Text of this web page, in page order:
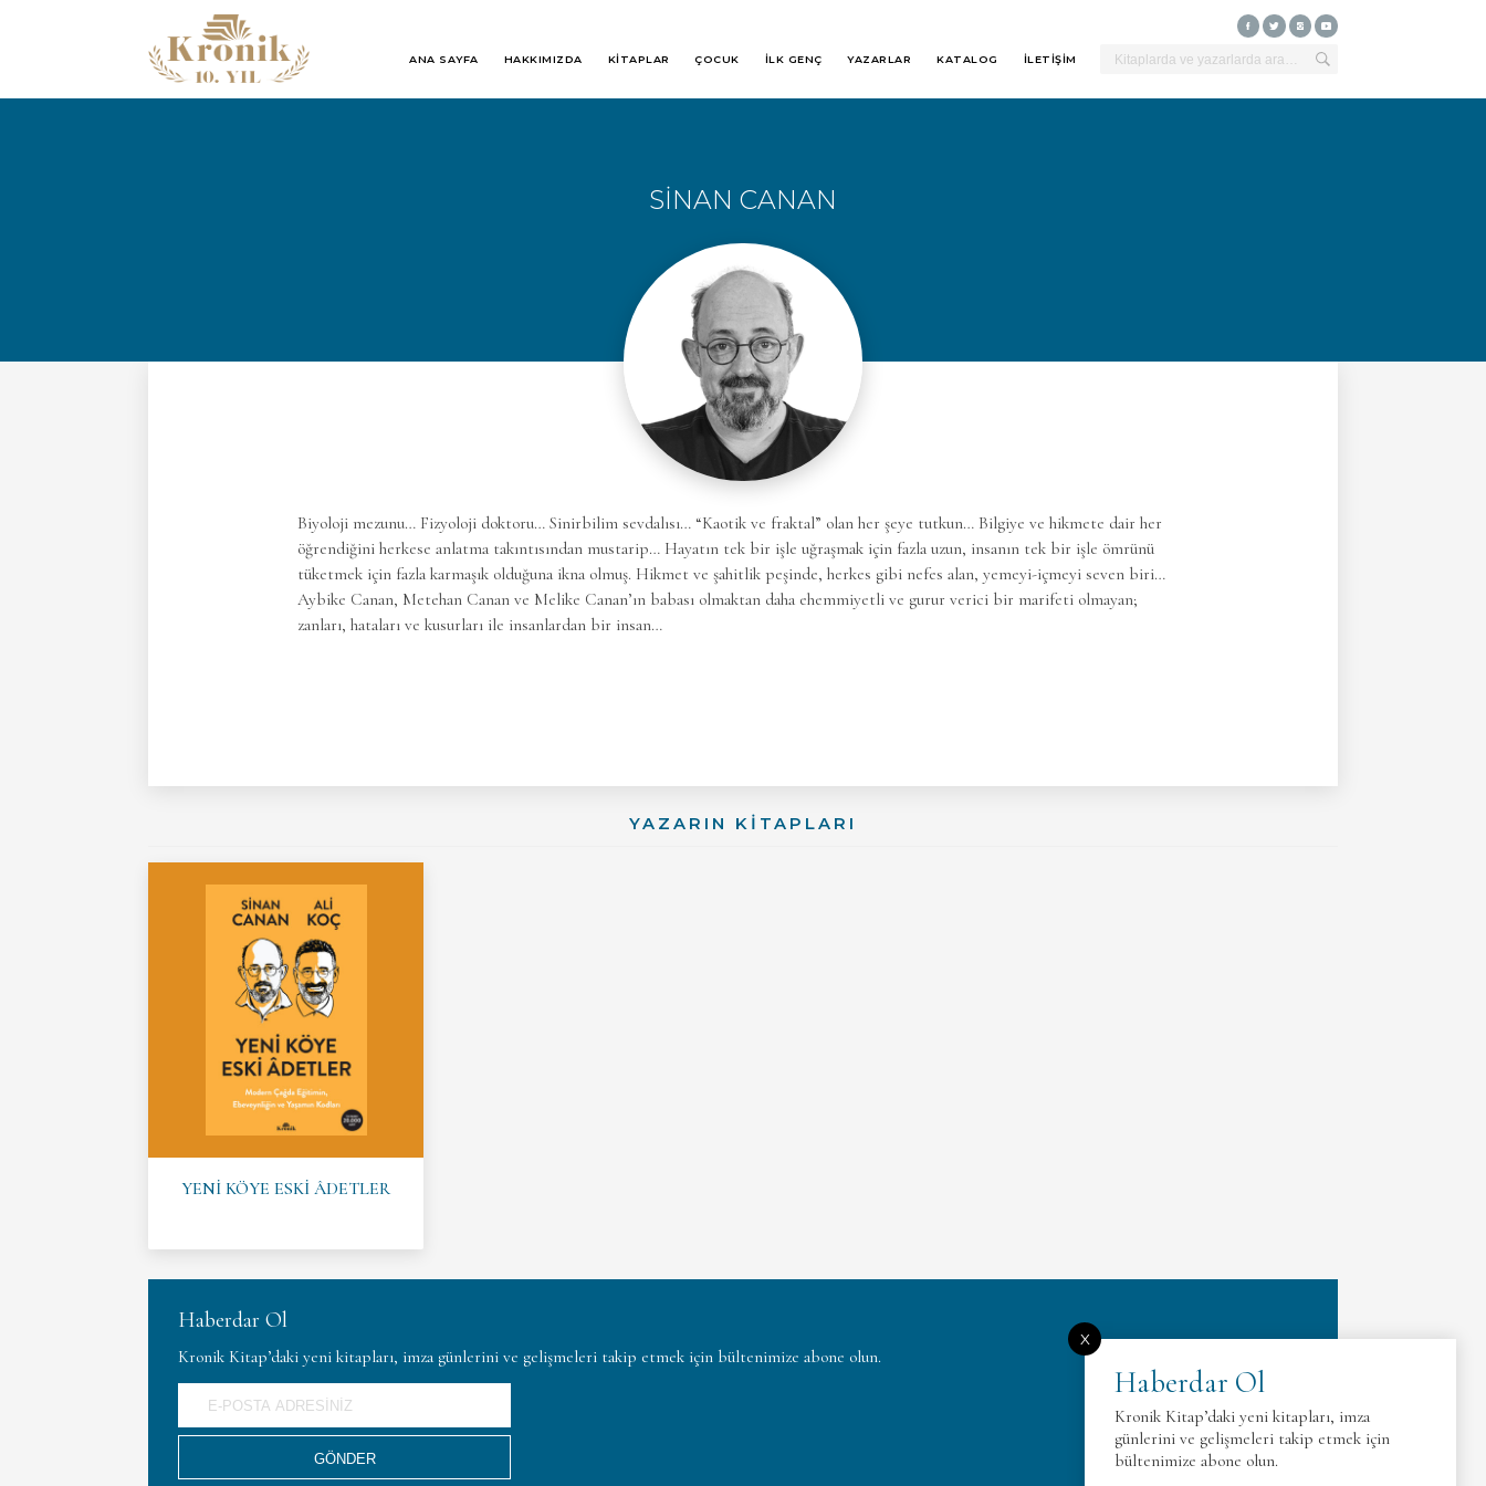
ANA SAYFA HAKKIMIZDA KİTAPLAR ÇOCUK İLK GENÇ YAZARLAR KATALOG İLETİŞİM
SİNAN CANAN
Biyoloji mezunu… Fizyoloji doktoru… Sinirbilim sevdalısı… “Kaotik ve fraktal” olan her şeye tutkun… Bilgiye ve hikmete dair her
öğrendiğini herkese anlatma takıntısından mustarip… Hayatın tek bir işle uğraşmak için fazla uzun, insanın tek bir işle ömrünü
tüketmek için fazla karmaşık olduğuna ikna olmuş. Hikmet ve şahitlik peşinde, herkes gibi nefes alan, yemeyi-içmeyi seven biri…
Aybike Canan, Metehan Canan ve Melike Canan’ın babası olmaktan daha ehemmiyetli ve gurur verici bir marifeti olmayan;
zanları, hataları ve kusurları ile insanlardan bir insan…
YAZARIN KİTAPLARI
YENİ KÖYE ESKİ ÂDETLER
Haberdar Ol
Kronik Kitap’daki yeni kitapları, imza günlerini ve gelişmeleri takip etmek için bültenimize abone olun.
Haberdar Ol
Kronik Kitap’daki yeni kitapları, imza
günlerini ve gelişmeleri takip etmek için
bültenimize abone olun.
X